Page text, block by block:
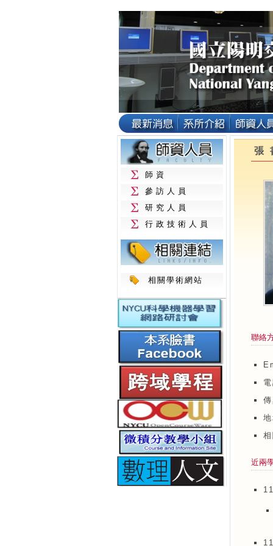
師資
參訪人員
研究人員
行政技術人員
相關學術網站
聯絡
近兩